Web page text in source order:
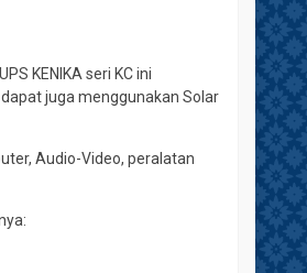
KENIKA seri KC ini
juga menggunakan Solar
Audio-Video, peralatan